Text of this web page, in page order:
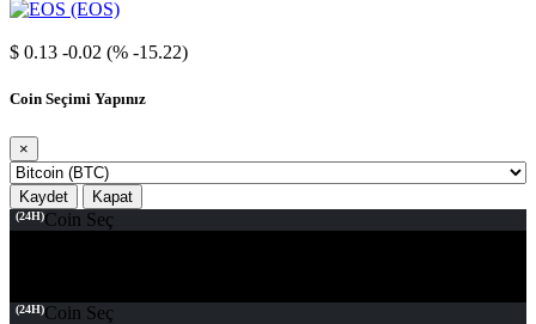
$ 0.13 -0.02 (% -15.22)
Coin Seçimi Yapınız
×
Kaydet Kapat
(24H)Coin Seç
(24H)Coin Seç